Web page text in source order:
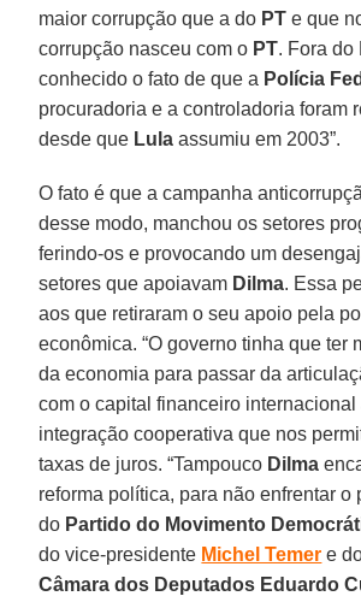
maior corrupção que a do PT e que
corrupção nasceu com o PT. Fora do
conhecido o fato de que a Polícia
procuradoria e a controladoria foram
desde que Lula assumiu em 2003”.
O fato é que a campanha
desse modo, manchou os setores
ferindo-os e provocando um
setores que apoiavam Dilma. Essa
aos que retiraram o seu apoio pela
econômica. “O governo tinha que ter
da economia para passar da
com o capital financeiro internacional
integração cooperativa que nos
taxas de juros. “Tampouco Dilma
reforma política, para não enfrentar o
do Partido do Movimento
do vice-presidente Michel Temer e
Câmara dos Deputados Eduardo